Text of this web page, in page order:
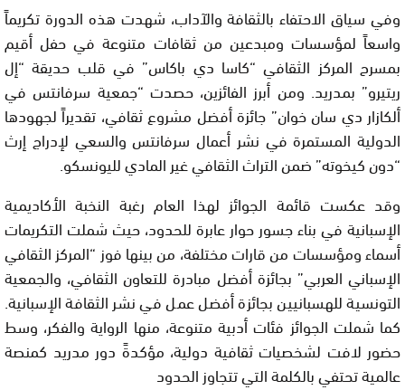
وفي سياق الاحتفاء بالثقافة والآداب، شهدت هذه الدورة تكريماً
واسعاً لمؤسسات ومبدعين من ثقافات متنوعة في حفل أقيم
بمسرح المركز الثقافي “كاسا دي باكاس” في قلب حديقة “إل
ريتيرو” بمدريد. ومن أبرز الفائزين، حصدت “جمعية سرفانتس في
ألكازار دي سان خوان” جائزة أفضل مشروع ثقافي، تقديراً لجهودها
الدولية المستمرة في نشر أعمال سرفانتس والسعي لإدراج إرث
“دون كيخوته” ضمن التراث الثقافي غير المادي لليونسكو.
وقد عكست قائمة الجوائز لهذا العام رغبة النخبة الأكاديمية
الإسبانية في بناء جسور حوار عابرة للحدود، حيث شملت التكريمات
أسماء ومؤسسات من قارات مختلفة، من بينها فوز “المركز الثقافي
الإسباني العربي” بجائزة أفضل مبادرة للتعاون الثقافي، والجمعية
التونسية للهسبانيين بجائزة أفضل عمل في نشر الثقافة الإسبانية.
كما شملت الجوائز فئات أدبية متنوعة، منها الرواية والفكر، وسط
حضور لافت لشخصيات ثقافية دولية، مؤكدةً دور مدريد كمنصة
عالمية تحتفي بالكلمة التي تتجاوز الحدود